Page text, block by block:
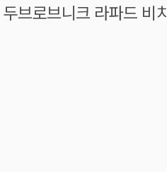
두브로브니크 라파드 비치